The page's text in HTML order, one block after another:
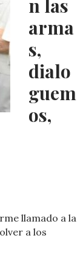
n las
arma
s,
dialo
guem
os,
llamado a la
a los